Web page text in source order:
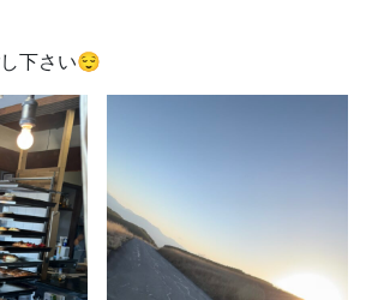
下さい😌